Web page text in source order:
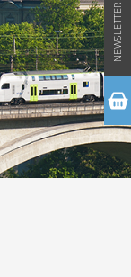
NEWSLETTER